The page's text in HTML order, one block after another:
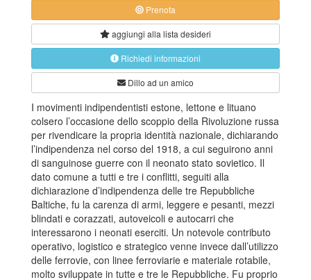
Prenota
aggiungi alla lista desideri
Richiedi informazioni
Dillo ad un amico
I movimenti indipendentisti estone, lettone e lituano
colsero l’occasione dello scoppio della Rivoluzione russa
per rivendicare la propria identità nazionale, dichiarando
l’indipendenza nel corso del 1918, a cui seguirono anni
di sanguinose guerre con il neonato stato sovietico. Il
dato comune a tutti e tre i conflitti, seguiti alla
dichiarazione d’indipendenza delle tre Repubbliche
Baltiche, fu la carenza di armi, leggere e pesanti, mezzi
blindati e corazzati, autoveicoli e autocarri che
interessarono i neonati eserciti. Un notevole contributo
operativo, logistico e strategico venne invece dall’utilizzo
delle ferrovie, con linee ferroviarie e materiale rotabile,
molto sviluppate in tutte e tre le Repubbliche. Fu proprio